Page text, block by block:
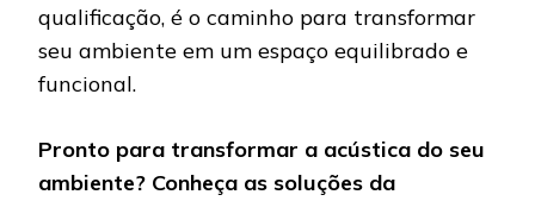
qualificação, é o caminho para transformar
seu ambiente em um espaço equilibrado e
funcional.
Pronto para transformar a acústica do seu
ambiente? Conheça as soluções da